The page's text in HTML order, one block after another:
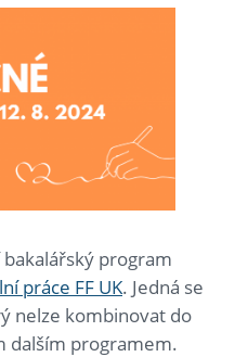
program
práce FF UK. Jedná se
nelze kombinovat do
dalším programem.